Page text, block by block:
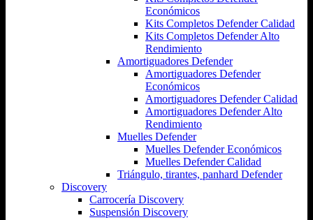
Económicos
Kits Completos Defender Calidad
Kits Completos Defender Alto
Rendimiento
Amortiguadores Defender
Amortiguadores Defender
Económicos
Amortiguadores Defender Calidad
Amortiguadores Defender Alto
Rendimiento
Muelles Defender
Muelles Defender Económicos
Muelles Defender Calidad
Triángulo, tirantes, panhard Defender
Discovery
Carrocería Discovery
Suspensión Discovery